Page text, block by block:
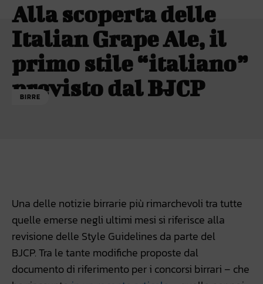
Alla scoperta delle
Italian Grape Ale, il
primo stile “italiano”
previsto dal BJCP
BIRRE
Una delle notizie birrarie più rimarchevoli tra tutte
quelle emerse negli ultimi mesi si riferisce alla
revisione delle Style Guidelines da parte del
BJCP. Tra le tante modifiche proposte dal
documento di riferimento per i concorsi birrari – che